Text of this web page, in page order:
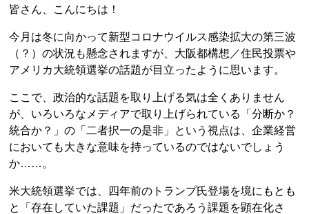
皆さん、こんにちは！
今月は冬に向かって新型コロナウイルス感染拡大の第三波
（？）の状況も懸念されますが、大阪都構想／住民投票や
アメリカ大統領選挙の話題が目立ったように思います。
ここで、政治的な話題を取り上げる気は全くありません
が、いろいろなメディアで取り上げられている「分断か？
統合か？」の「二者択一の是非」という視点は、企業経営
においても大きな意味を持っているのではないでしょう
か……。
米大統領選挙では、四年前のトランプ氏登場を境にもとも
と「存在していた課題」だったであろう課題を顕在化さ